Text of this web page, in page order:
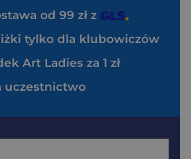
od 99 zł z
tylko dla klubowiczów
Art Ladies za 1 zł
uczestnictwo